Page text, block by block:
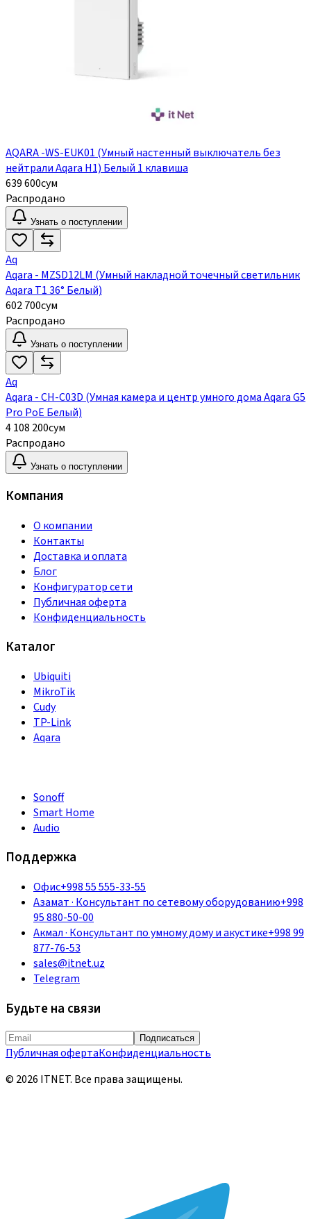
AQARA -WS-EUK01 (Умный настенный выключатель без
нейтрали Aqara H1) Белый 1 клавиша
639 600сум
Распродано
Узнать о поступлении
Aq
Aqara - MZSD12LM (Умный накладной точечный светильник
Aqara Т1 36° Белый)
602 700сум
Распродано
Узнать о поступлении
Aq
Aqara - CH-C03D (Умная камера и центр умного дома Aqara G5
Pro PoE Белый)
4 108 200сум
Распродано
Узнать о поступлении
Компания
О компании
Контакты
Доставка и оплата
Блог
Конфигуратор сети
Публичная оферта
Конфиденциальность
Каталог
Ubiquiti
MikroTik
Cudy
TP-Link
Aqara
Sonoff
Smart Home
Audio
Поддержка
Офис+998 55 555-33-55
Азамат· Консультант по сетевому оборудованию+998
95 880-50-00
Акмал· Консультант по умному дому и акустике+998 99
877-76-53
sales@itnet.uz
Telegram
Будьте на связи
Подписаться
Публичная офертаКонфиденциальность
© 2026 ITNET. Все права защищены.